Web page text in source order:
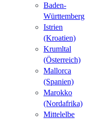
Baden-
Württemberg
Istrien
(Kroatien)
Krumltal
(Österreich)
Mallorca
(Spanien)
Marokko
(Nordafrika)
Mittelelbe